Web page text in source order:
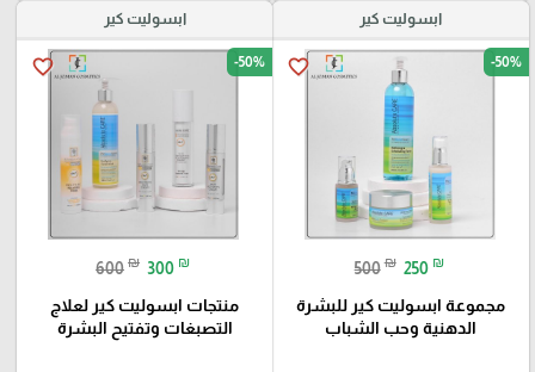
ابسوليت كير
favorite_border -50%
500 ₪ 250 ₪
مجموعة ابسوليت كير للبشرة
الدهنية وحب الشباب
ابسوليت كير
favorite_border -50%
600 ₪ 300 ₪
منتجات ابسوليت كير لعلاج
التصبغات وتفتيح البشرة